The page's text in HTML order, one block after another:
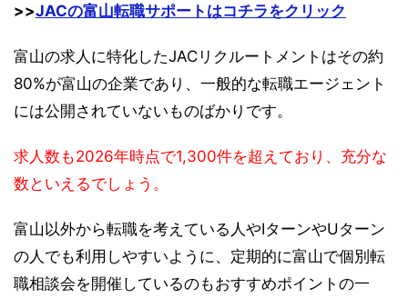
>>JACの富山転職サポートはコチラをクリック
富山の求人に特化したJACリクルートメントはその約
80%が富山の企業であり、一般的な転職エージェント
には公開されていないものばかりです。
求人数も2026年時点で1,300件を超えており、充分な
数といえるでしょう。
富山以外から転職を考えている人やIターンやUターン
の人でも利用しやすいように、定期的に富山で個別転
職相談会を開催しているのもおすすめポイントの一